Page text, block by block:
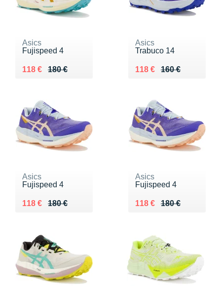
Asics
Fujispeed 4
180 €
Au lieu de 180 €
118 €
Vendu 118 €
Asics
Trabuco 14
160 €
Au lieu de 160 €
118 €
Vendu 118 €
Asics
Fujispeed 4
180 €
Au lieu de 180 €
118 €
Vendu 118 €
Asics
Fujispeed 4
180 €
Au lieu de 180 €
118 €
Vendu 118 €